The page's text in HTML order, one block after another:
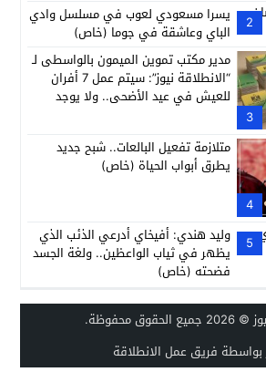
2
يسرا مسعودي لعوب في مسلسل وادي
الباي وعاشقة في جوما (خاص)
3
مدير مكتب تموين الميمون بالواسطى لـ
“الانطلاقة نيوز”: سيتم عمل 7 أفران
للعيش في عيد الأضحى.. ولا يوجد
4
متلازمة تفعيل البالعات.. شبح جديد
يطرق أبواب الحياة (خاص)
5
وليد هندي: أفيخاي أدرعي الذئب الذي
يظهر في ثياب الواعظين.. ولغة الجسد
فضحته (خاص)
© 2026 جميع الحقوق محفوظة.
بواسطة فريق عمل الانطلاقة